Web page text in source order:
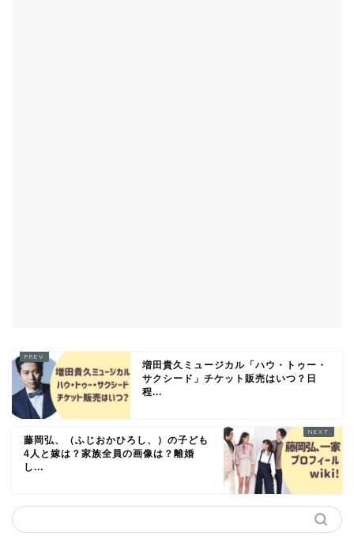
増田貴久ミュージカル「ハウ・トゥー・
サクシード」チケット販売はいつ？日
程...
藤岡弘、（ふじおかひろし、）の子ども
4人と嫁は？家族全員の画像は？離婚
し...